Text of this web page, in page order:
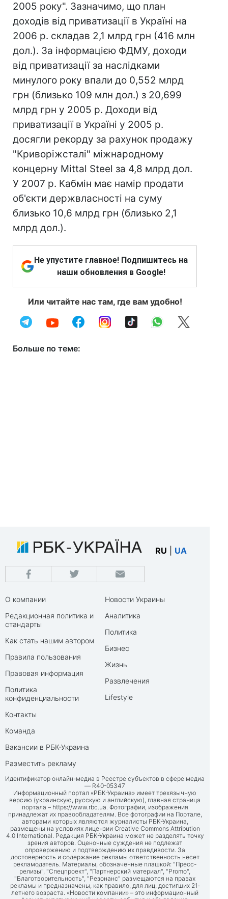
2005 року". Зазначимо, що план
доходів від приватизації в Україні на
2006 р. складав 2,1 млрд грн (416 млн
дол.). За інформацією ФДМУ, доходи
від приватизації за наслідками
минулого року впали до 0,552 млрд
грн (близько 109 млн дол.) з 20,699
млрд грн у 2005 р. Доходи від
приватизації в Україні у 2005 р.
досягли рекорду за рахунок продажу
"Криворіжсталі" міжнародному
концерну Mittal Steel за 4,8 млрд дол.
У 2007 р. Кабмін має намір продати
об'єкти держвласності на суму
близько 10,6 млрд грн (близько 2,1
млрд дол.).
Не упустите главное! Подпишитесь на
наши обновления в Google!
Или читайте нас там, где вам удобно!
Больше по теме:
RU UA
О компании
Редакционная политика и
стандарты
Как стать нашим автором
Правила пользования
Правовая информация
Политика
конфиденциальности
Контакты
Команда
Вакансии в РБК-Украина
Разместить рекламу
Новости Украины
Аналитика
Политика
Бизнес
Жизнь
Развлечения
Lifestyle
Идентификатор онлайн-медиа в Реестре субъектов в сфере медиа
— R40-05347
Информационный портал «РБК-Украина» имеет трехязычную
версию (украинскую, русскую и английскую), главная страница
портала – https://www.rbc.ua. Фотографии, изображения
принадлежат их правообладателям. Все фотографии на Портале,
авторами которых являются журналисты РБК-Украина,
размещены на условиях лицензии Creative Commons Attribution
4.0 International. Редакция РБК-Украина может не разделять точку
зрения авторов. Оценочные суждения не подлежат
опровержению и подтверждению их правдивости. За
достоверность и содержание рекламы ответственность несет
рекламодатель. Материалы, обозначенные плашкой: "Пресс-
релизы", "Спецпроект", "Партнерский материал", "Promo",
"Благотворительность", "Резонанс" размещаются на правах
рекламы и предназначены, как правило, для лиц, достигших 21-
летнего возраста. «Новости компании» – это информационный